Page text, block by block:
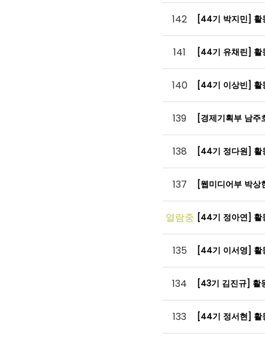
142 [44기 박지민]
141 [44기 유채린]
140 [44기 이상빈]
139 [경제기획부 남
138 [44기 정다원]
137 [웹미디어부 박
열람중 [44기 정아연]
135 [44기 이서영]
134 [43기 김진규] 활
133 [44기 정서현]